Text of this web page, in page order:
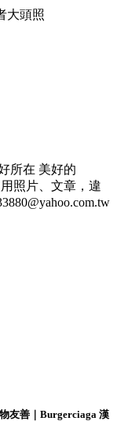
大頭照
所在 美好的
照片、文章，違
友善｜Burgerciaga 漢